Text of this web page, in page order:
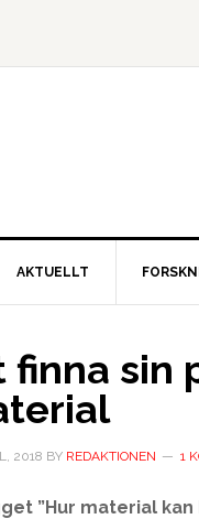
AKTUELLT
finna sin
2018 BY REDAKTIONEN 1
”Hur material